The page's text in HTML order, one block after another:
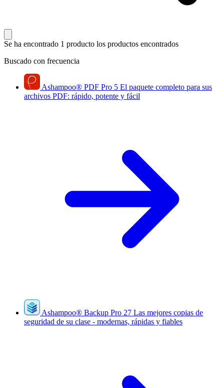
Se ha encontrado 1 producto los productos encontrados
Buscado con frecuencia
Ashampoo® PDF Pro 5 El paquete completo para sus
archivos PDF: rápido, potente y fácil
Ashampoo® Backup Pro 27 Las mejores copias de
seguridad de su clase - modernas, rápidas y fiables